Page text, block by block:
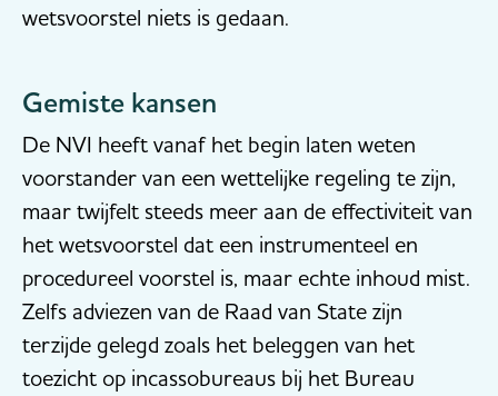
wetsvoorstel niets is gedaan.
Gemiste kansen
De NVI heeft vanaf het begin laten weten
voorstander van een wettelijke regeling te zijn,
maar twijfelt steeds meer aan de effectiviteit van
het wetsvoorstel dat een instrumenteel en
procedureel voorstel is, maar echte inhoud mist.
Zelfs adviezen van de Raad van State zijn
terzijde gelegd zoals het beleggen van het
toezicht op incassobureaus bij het Bureau